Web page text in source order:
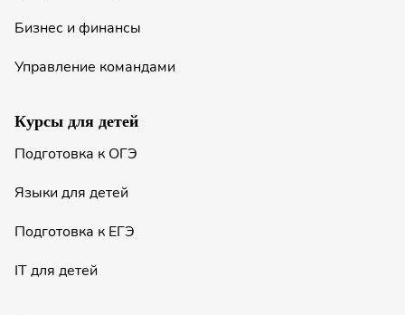
Бизнес и финансы
Управление командами
Курсы для детей
Подготовка к ОГЭ
Языки для детей
Подготовка к ЕГЭ
IT для детей